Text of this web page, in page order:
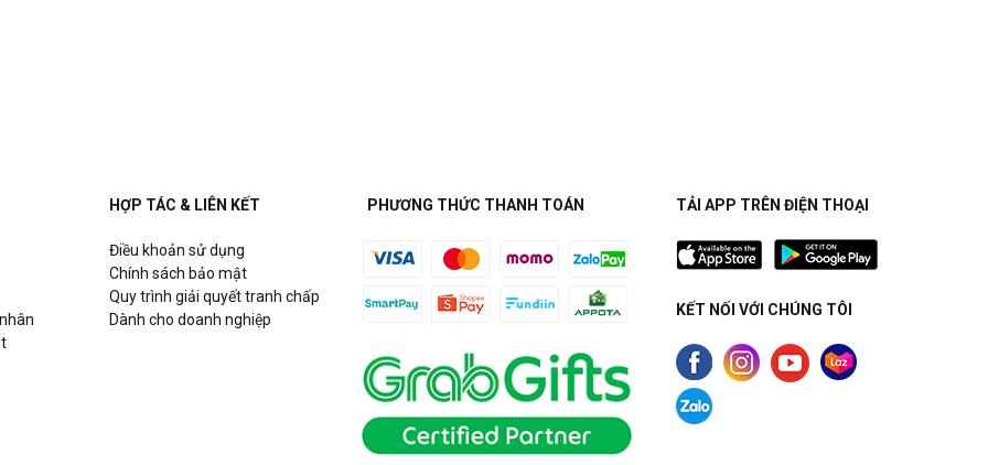
HỢP TÁC & LIÊN KẾT
Điều khoản sử dụng
Chính sách bảo mật
Quy trình giải quyết tranh chấp
Dành cho doanh nghiệp
PHƯƠNG THỨC THANH TOÁN TẢI APP TRÊN ĐIỆN THOẠI
KẾT NỐI VỚI CHÚNG TÔI